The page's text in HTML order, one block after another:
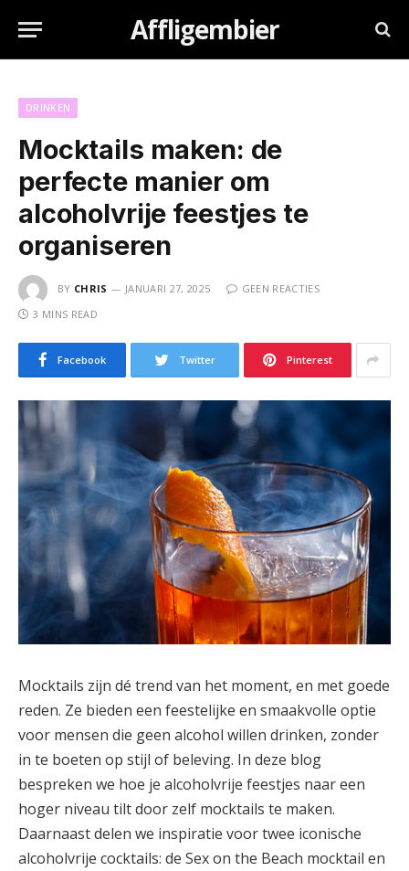
Affligembier
DRINKEN
Mocktails maken: de
perfecte manier om
alcoholvrije feestjes te
organiseren
BY CHRIS JANUARI 27, 2025
GEEN REACTIES
3 MINS READ
Facebook Twitter Pinterest
Mocktails zijn dé trend van het moment, en met goede
reden. Ze bieden een feestelijke en smaakvolle optie
voor mensen die geen alcohol willen drinken, zonder
in te boeten op stijl of beleving. In deze blog
bespreken we hoe je alcoholvrije feestjes naar een
hoger niveau tilt door zelf mocktails te maken.
Daarnaast delen we inspiratie voor twee iconische
alcoholvrije cocktails: de Sex on the Beach mocktail en